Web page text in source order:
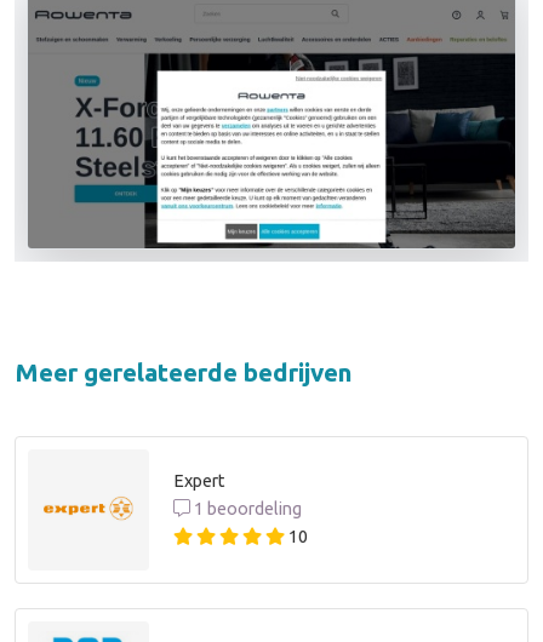
Meer gerelateerde bedrijven
Expert
1 beoordeling
10